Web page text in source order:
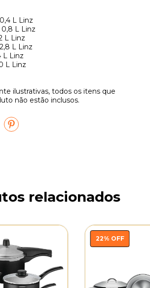
L Linz
L Linz
L Linz
L Linz
L Linz
L Linz
ilustrativas, todos os itens que
não estão inclusos.
relacionados
22% OFF